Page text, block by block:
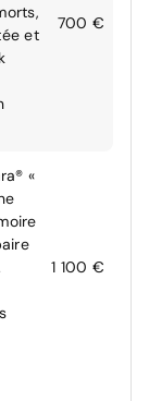
et
700 €
«
1 100 €